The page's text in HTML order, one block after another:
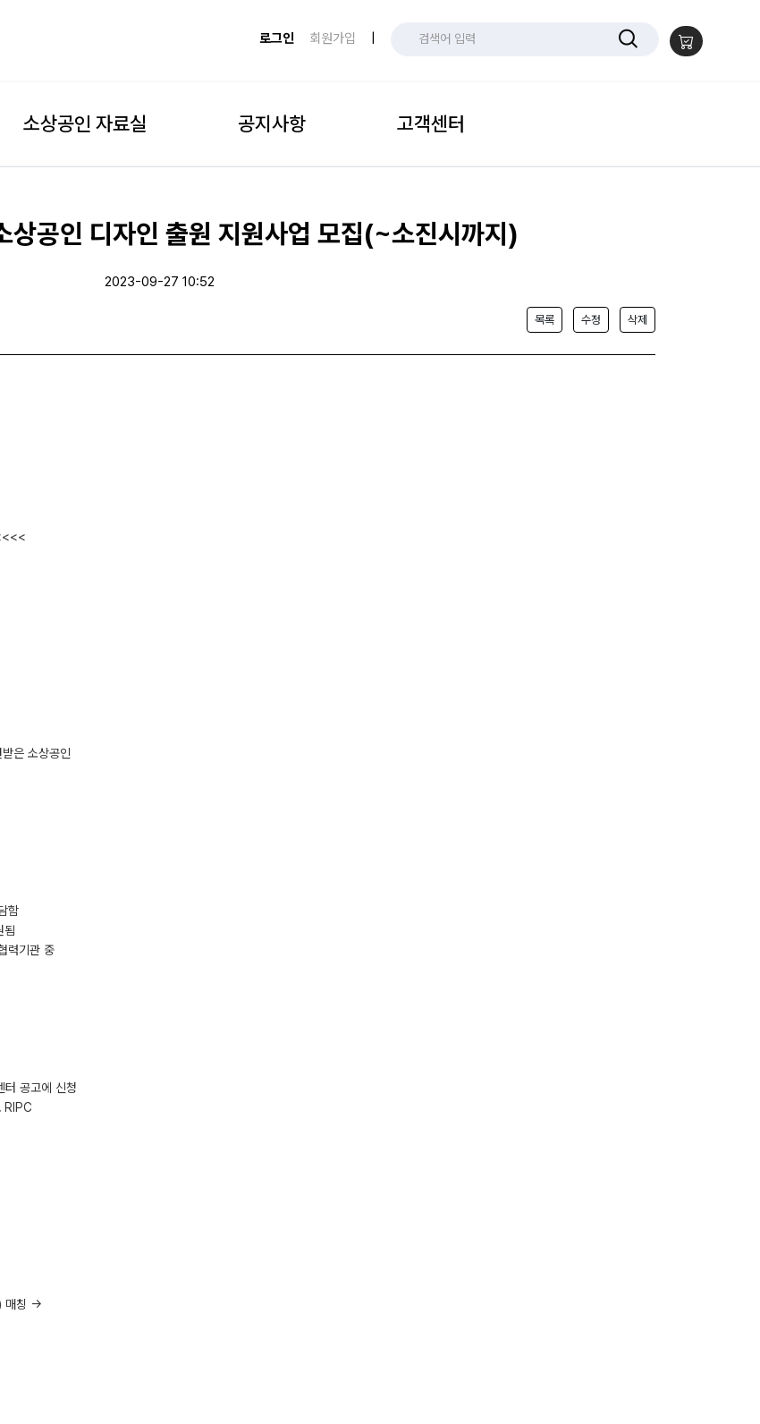
로그인 회원가입
소상공인 자료실 공지사항 고객센터
상공인 디자인 출원 지원사업 모집(~소진시까지)
2023-09-27 10:52
목록 수정 삭제
은 소상공인
함
됨
력기관 중
공고에 신청
RIPC
매칭 →